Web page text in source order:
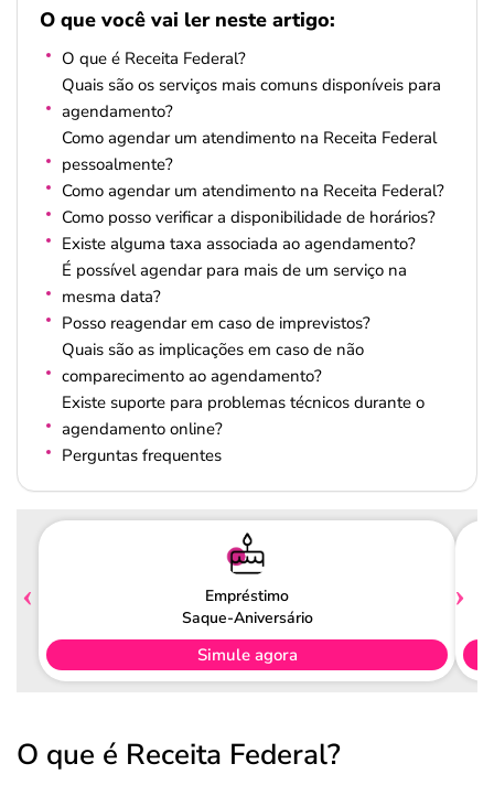
O que você vai ler neste artigo:
O que é Receita Federal?
Quais são os serviços mais comuns disponíveis para
agendamento?
Como agendar um atendimento na Receita Federal
pessoalmente?
Como agendar um atendimento na Receita Federal?
Como posso verificar a disponibilidade de horários?
Existe alguma taxa associada ao agendamento?
É possível agendar para mais de um serviço na
mesma data?
Posso reagendar em caso de imprevistos?
Quais são as implicações em caso de não
comparecimento ao agendamento?
Existe suporte para problemas técnicos durante o
agendamento online?
Perguntas frequentes
Empréstimo
Saque-Aniversário
Simule agora
O que é Receita Federal?